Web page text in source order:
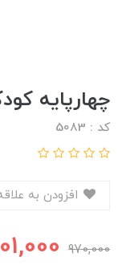
چهارپایه
کد : 5083
970,000